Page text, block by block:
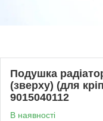
Подушка
(зверху) (для
9015040112
В наявності